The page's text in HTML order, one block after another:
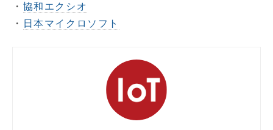
・ 協和エクシオ
・ 日本マイクロソフト